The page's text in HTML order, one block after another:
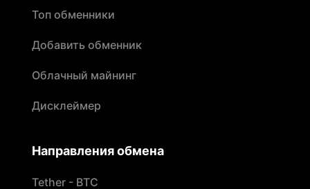
Топ обменники
Добавить обменник
Облачный майнинг
Дисклеймер
Направления обмена
Tether - BTC